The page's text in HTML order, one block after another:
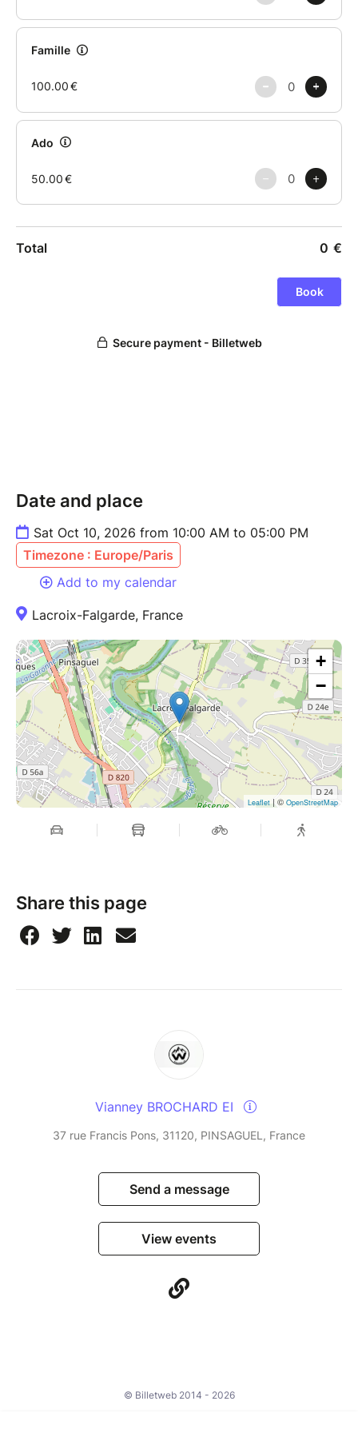
Inclus : L’encadrement par un passionné et le
prêt du matériel technique pour les ateliers
Et tu repars avec : Des compétences
concrètes pour tes prochaines sorties, une
la nature qui t’entoure.
Prêt à réveiller ton instinct sauvage ? Réserve ta
place pour la prochaine session !
Date and place
Sat Oct 10, 2026 from 10:00 AM to 05:00 PM
Timezone : Europe/Paris
Add to my calendar
Lacroix-Falgarde, France
+
−
Leaflet | © OpenStreetMap
Share this page
Vianney BROCHARD EI
37 rue Francis Pons, 31120, PINSAGUEL, France
Send a message
View events
© Billetweb 2014 - 2026